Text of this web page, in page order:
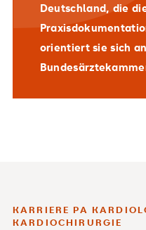
Deutschland, die
orientiert sie sich
KARRIERE PA
KARDIOCHIRURGIE